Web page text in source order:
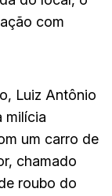
com
Luiz Antônio
milícia
um carro de
chamado
roubo do